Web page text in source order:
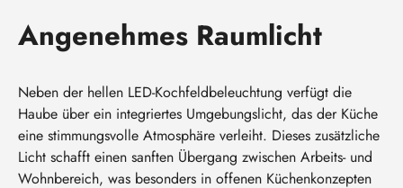
Angenehmes Raumlicht
Neben der hellen LED-Kochfeldbeleuchtung verfügt die
Haube über ein integriertes Umgebungslicht, das der Küche
eine stimmungsvolle Atmosphäre verleiht. Dieses zusätzliche
Licht schafft einen sanften Übergang zwischen Arbeits- und
Wohnbereich, was besonders in offenen Küchenkonzepten